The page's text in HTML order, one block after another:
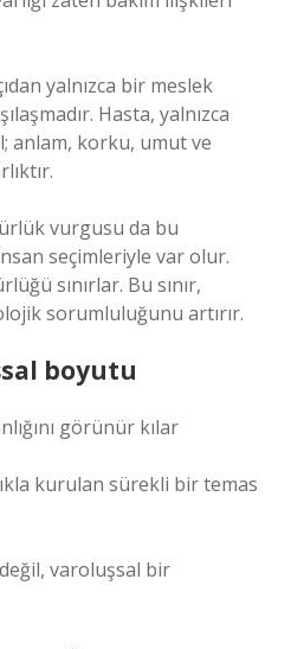
yalnızca bir meslek
Hasta, yalnızca
anlam, korku, umut ve
vurgusu da bu
seçimleriyle var olur.
sınırlar. Bu sınır,
sorumluluğunu artırır.
boyutu
görünür kılar
kurulan sürekli bir temas
varoluşsal bir